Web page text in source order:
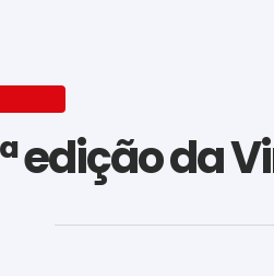
edição da